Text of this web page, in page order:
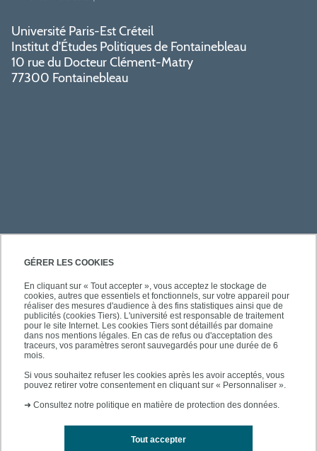
GÉRER LES COOKIES
En cliquant sur « Tout accepter », vous acceptez le stockage de
cookies, autres que essentiels et fonctionnels, sur votre appareil pour
réaliser des mesures d'audience à des fins statistiques ainsi que de
publicités (cookies Tiers). L'université est responsable de traitement
pour le site Internet. Les cookies Tiers sont détaillés par domaine
dans nos mentions légales. En cas de refus ou d'acceptation des
traceurs, vos paramètres seront sauvegardés pour une durée de 6
mois.
Si vous souhaitez refuser les cookies après les avoir acceptés, vous
pouvez retirer votre consentement en cliquant sur « Personnaliser ».
➜ Consultez notre politique en matière de protection des données.
Tout accepter
Université Paris-Est Créteil
Institut d'Études Politiques de Fontainebleau
10 rue du Docteur Clément-Matry
77300 Fontainebleau
PRATIQUE
ACCÈS RAPIDES
SUIVEZ-NOUS